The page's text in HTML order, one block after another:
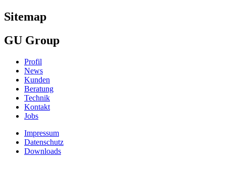
Sitemap
GU Group
Profil
News
Kunden
Beratung
Technik
Kontakt
Jobs
Impressum
Datenschutz
Downloads